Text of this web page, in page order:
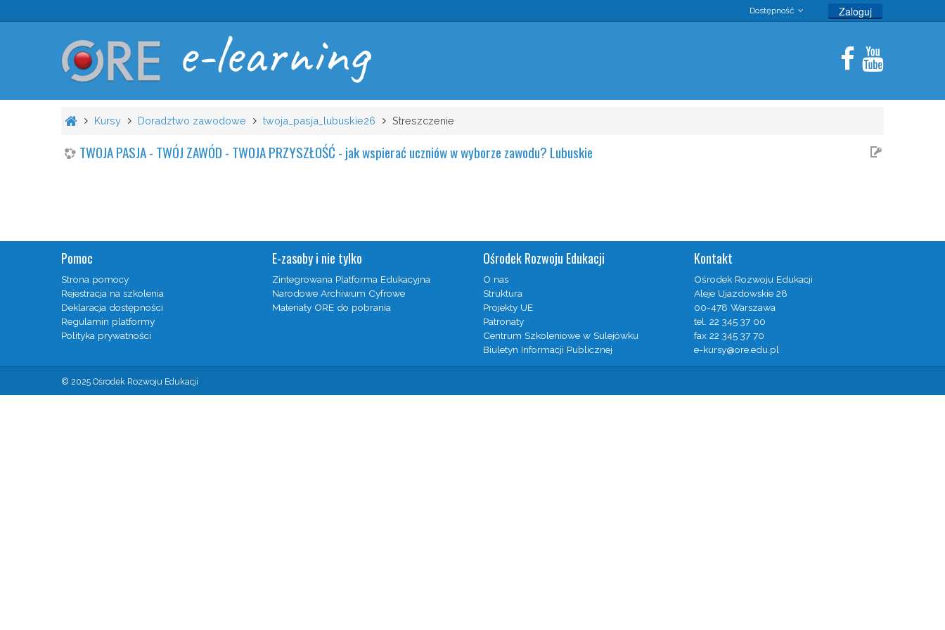
Zaloguj
Dostępność
e-learning
Kursy Doradztwo zawodowe twoja_pasja_lubuskie26 Streszczenie
TWOJA PASJA - TWÓJ ZAWÓD - TWOJA PRZYSZŁOŚĆ - jak wspierać uczniów w wyborze zawodu? Lubuskie
Pomoc
Strona pomocy
Rejestracja na szkolenia
Deklaracja dostępności
Regulamin platformy
Polityka prywatności
E-zasoby i nie tylko
Zintegrowana Platforma Edukacyjna
Narodowe Archiwum Cyfrowe
Materiały ORE do pobrania
Ośrodek Rozwoju Edukacji
O nas
Struktura
Projekty UE
Patronaty
Centrum Szkoleniowe w Sulejówku
Biuletyn Informacji Publicznej
Kontakt
Ośrodek Rozwoju Edukacji
Aleje Ujazdowskie 28
00-478 Warszawa
tel. 22 345 37 00
fax 22 345 37 70
e-kursy@ore.edu.pl
© 2025 Ośrodek Rozwoju Edukacji